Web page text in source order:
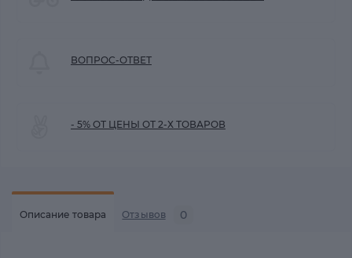
ВОПРОС-ОТВЕТ
- 5% ОТ ЦЕНЫ ОТ 2-Х ТОВАРОВ
Описание товара Отзывов 0